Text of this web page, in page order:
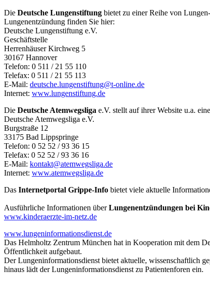
Die Deutsche Lungenstiftung bietet zu einer Reihe von
Lungenentzündung finden Sie hier:
Deutsche Lungenstiftung e.V.
Geschäftstelle
Herrenhäuser Kirchweg 5
30167 Hannover
Telefon: 0 511 / 21 55 110
Telefax: 0 511 / 21 55 113
E-Mail: deutsche.lungenstiftung@t-online.de
Internet: www.lungenstiftung.de
Die Deutsche Atemwegsliga e.V. stellt auf ihrer Website u.a.
Deutsche Atemwegsliga e.V.
Burgstraße 12
33175 Bad Lippspringe
Telefon: 0 52 52 / 93 36 15
Telefax: 0 52 52 / 93 36 16
E-Mail: kontakt@atemwegsliga.de
Internet: www.atemwegsliga.de
Das Internetportal Grippe-Info bietet viele aktuelle
Ausführliche Informationen überLungenentzündungen bei
www.kinderaerzte-im-netz.de
www.lungeninformationsdienst.de
Das Helmholtz Zentrum München hat in Kooperation mit dem
Öffentlichkeit aufgebaut.
Der Lungeninformationsdienst bietet aktuelle, wissenschaftlich
hinaus lädt der Lungeninformationsdienst zu Patientenforen ein.